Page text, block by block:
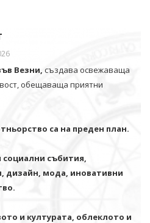
Везни, създава освежаваща
обещаваща приятни
са на преден план.
социални събития,
дизайн, мода, иновативни
и културата, облеклото и